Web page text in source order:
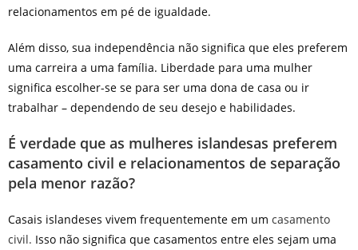
relacionamentos em pé de igualdade.
Além disso, sua independência não significa que eles preferem
uma carreira a uma família. Liberdade para uma mulher
significa escolher-se se para ser uma dona de casa ou ir
trabalhar – dependendo de seu desejo e habilidades.
É verdade que as mulheres islandesas preferem
casamento civil e relacionamentos de separação
pela menor razão?
Casais islandeses vivem frequentemente em um casamento
civil. Isso não significa que casamentos entre eles sejam uma